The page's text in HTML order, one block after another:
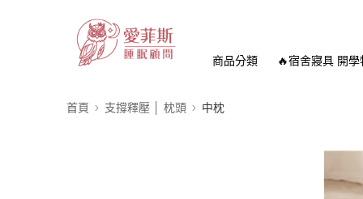
商品分類 🔥宿舍寢具 開學
首頁 支撐釋壓 │ 枕頭 中枕